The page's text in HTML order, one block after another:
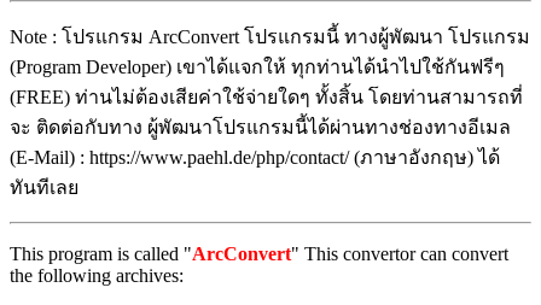
Note : โปรแกรม ArcConvert โปรแกรมนี้ ทางผู้พัฒนา โปรแกรม
(Program Developer) เขาได้แจกให้ ทุกท่านได้นำไปใช้กันฟรีๆ
(FREE) ท่านไม่ต้องเสียค่าใช้จ่ายใดๆ ทั้งสิ้น โดยท่านสามารถที่
จะ ติดต่อกับทาง ผู้พัฒนาโปรแกรมนี้ได้ผ่านทางช่องทางอีเมล
(E-Mail) : https://www.paehl.de/php/contact/ (ภาษาอังกฤษ) ได้
ทันทีเลย
This program is called "ArcConvert" This convertor can convert
the following archives: